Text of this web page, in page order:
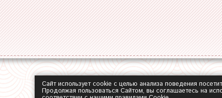
Сайт использует cookie с целью анализа поведения
Продолжая пользоваться Сайтом, вы соглашаетесь на